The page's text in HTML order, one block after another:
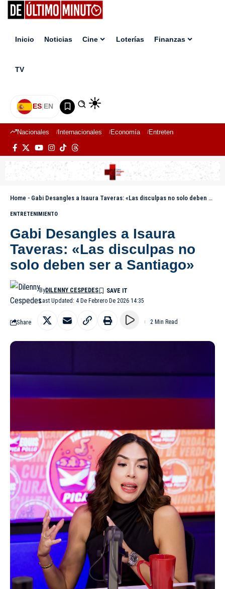
Inicio Noticias Cine Loterías Finanzas
TV
ES|EN
Nacionales Internacionales Economía Entretenimiento
Home - Gabi Desangles a Isaura Taveras: «Las disculpas no solo deben ser a Santiago»
ENTRETENIMIENTO
Gabi Desangles a Isaura
Taveras: «Las disculpas no
solo deben ser a Santiago»
Last Updated: 4 De Febrero De 2026 14:35
ByDILENNY CESPEDES
Share 2 Min Read